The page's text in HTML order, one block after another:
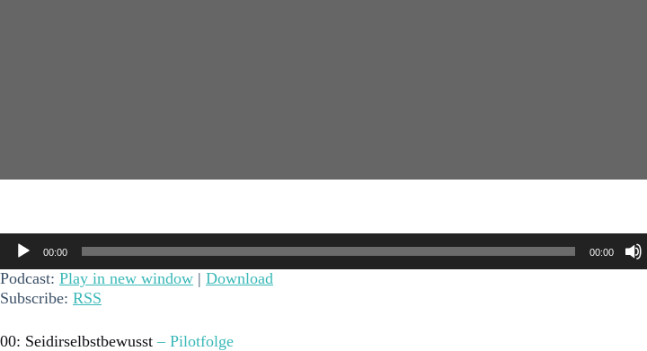
Audio-
Player
00:00 00:00
Podcast: Play in new window | Download
Subscribe: RSS
00: Seidirselbstbewusst – Pilotfolge